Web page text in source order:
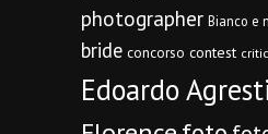
photographer Bianco e
bride concorso contest
Edoardo Agresti